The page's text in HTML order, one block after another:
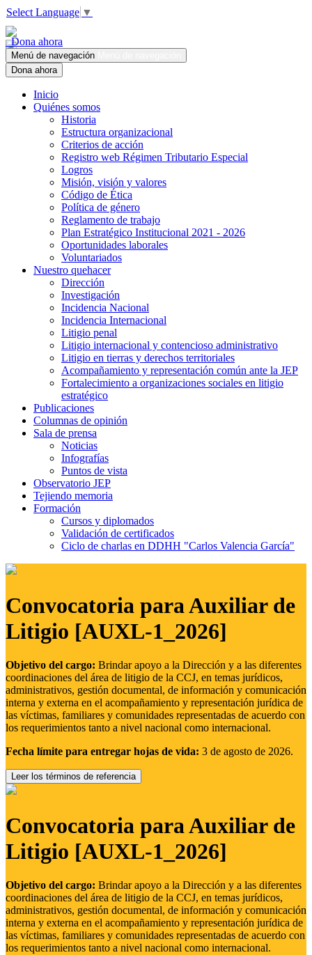
Select Language ▼
Dona ahora
Menú de navegación
Dona ahora
Inicio
Quiénes somos
Historia
Estructura organizacional
Criterios de acción
Registro web Régimen Tributario Especial
Logros
Misión, visión y valores
Código de Ética
Política de género
Reglamento de trabajo
Plan Estratégico Institucional 2021 - 2026
Oportunidades laborales
Voluntariados
Nuestro quehacer
Dirección
Investigación
Incidencia Nacional
Incidencia Internacional
Litigio penal
Litigio internacional y contencioso administrativo
Litigio en tierras y derechos territoriales
Acompañamiento y representación común ante la JEP
Fortalecimiento a organizaciones sociales en litigio
estratégico
Publicaciones
Columnas de opinión
Sala de prensa
Noticias
Infografías
Puntos de vista
Observatorio JEP
Tejiendo memoria
Formación
Cursos y diplomados
Validación de certificados
Ciclo de charlas en DDHH "Carlos Valencia García"
Convocatoria para Auxiliar de
Litigio [AUXL-1_2026]
Objetivo del cargo: Brindar apoyo a la Dirección y a las diferentes
coordinaciones del área de litigio de la CCJ, en temas jurídicos,
administrativos, gestión documental, de información y comunicación
interna y externa en el acompañamiento y representación jurídica de
las víctimas, familiares y comunidades representadas de acuerdo con
los requerimientos tanto a nivel nacional como internacional.
Fecha límite para entregar hojas de vida: 3 de agosto de 2026.
Leer los términos de referencia
Convocatoria para Auxiliar de
Litigio [AUXL-1_2026]
Objetivo del cargo: Brindar apoyo a la Dirección y a las diferentes
coordinaciones del área de litigio de la CCJ, en temas jurídicos,
administrativos, gestión documental, de información y comunicación
interna y externa en el acompañamiento y representación jurídica de
las víctimas, familiares y comunidades representadas de acuerdo con
los requerimientos tanto a nivel nacional como internacional.